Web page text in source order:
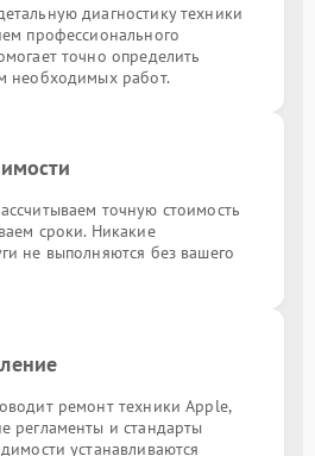
диагностику техники
профессионального
точно определить
необходимых работ.
точную стоимость
сроки. Никакие
не выполняются без вашего
ремонт техники Apple,
регламенты и стандарты
устанавливаются